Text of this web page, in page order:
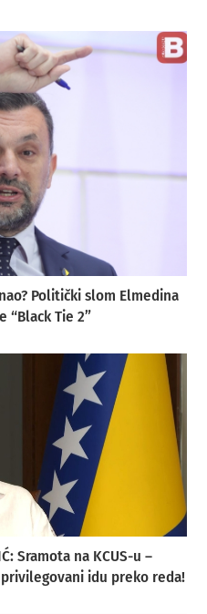
Politički slom Elmedina
“Black Tie 2”
Sramota na KCUS-u –
idu preko reda!